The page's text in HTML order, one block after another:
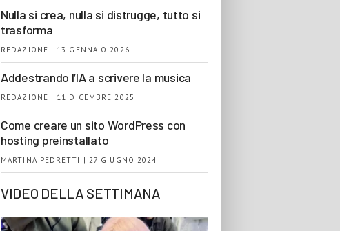
Nulla si crea, nulla si distrugge, tutto si
trasforma
REDAZIONE | 13 GENNAIO 2026
Addestrando l’IA a scrivere la musica
REDAZIONE | 11 DICEMBRE 2025
Come creare un sito WordPress con
hosting preinstallato
MARTINA PEDRETTI | 27 GIUGNO 2024
VIDEO DELLA SETTIMANA